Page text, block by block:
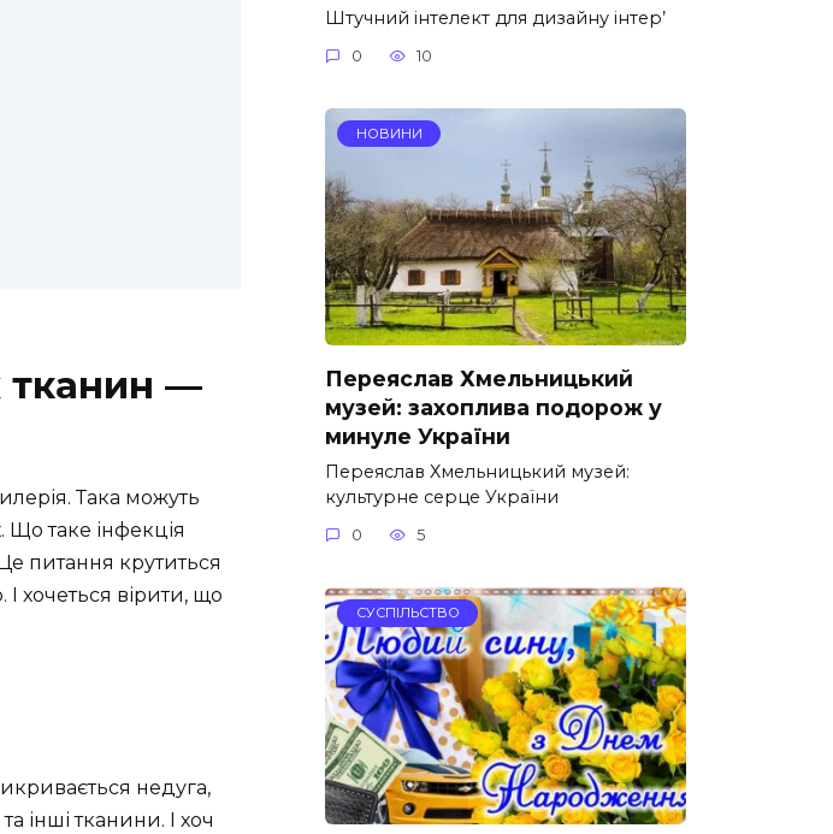
тканин —
Така можуть
Що таке інфекція
питання крутиться
хочеться вірити, що
недуга,
інші тканини. І хоч
Штучний інтелект для дизайну інтер’
0 10
НОВИНИ
Переяслав Хмельницький
музей: захоплива подорож у
минуле України
Переяслав Хмельницький музей:
культурне серце України
0 5
СУСПІЛЬСТВО